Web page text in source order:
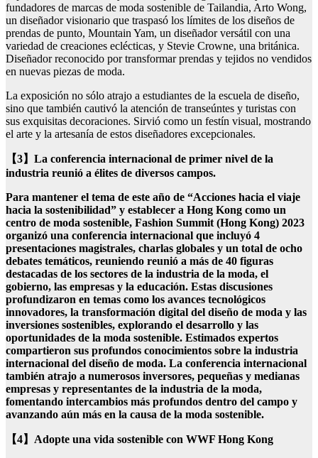
fundadores de marcas de moda sostenible de Tailandia, Arto Wong,
un diseñador visionario que traspasó los límites de los diseños de
prendas de punto, Mountain Yam, un diseñador versátil con una
variedad de creaciones eclécticas, y Stevie Crowne, una británica.
Diseñador reconocido por transformar prendas y tejidos no vendidos
en nuevas piezas de moda.
La exposición no sólo atrajo a estudiantes de la escuela de diseño,
sino que también cautivó la atención de transeúntes y turistas con
sus exquisitas decoraciones. Sirvió como un festín visual, mostrando
el arte y la artesanía de estos diseñadores excepcionales.
【3】 La conferencia internacional de primer nivel de la
industria reunió a élites de diversos campos.
Para mantener el tema de este año de “Acciones hacia el viaje
hacia la sostenibilidad” y establecer a Hong Kong como un
centro de moda sostenible, Fashion Summit (Hong Kong) 2023
organizó una conferencia internacional que incluyó 4
presentaciones magistrales, charlas globales y un total de ocho
debates temáticos, reuniendo reunió a más de 40 figuras
destacadas de los sectores de la industria de la moda, el
gobierno, las empresas y la educación. Estas discusiones
profundizaron en temas como los avances tecnológicos
innovadores, la transformación digital del diseño de moda y las
inversiones sostenibles, explorando el desarrollo y las
oportunidades de la moda sostenible. Estimados expertos
compartieron sus profundos conocimientos sobre la industria
internacional del diseño de moda. La conferencia internacional
también atrajo a numerosos inversores, pequeñas y medianas
empresas y representantes de la industria de la moda,
fomentando intercambios más profundos dentro del campo y
avanzando aún más en la causa de la moda sostenible.
【4】 Adopte una vida sostenible con WWF Hong Kong